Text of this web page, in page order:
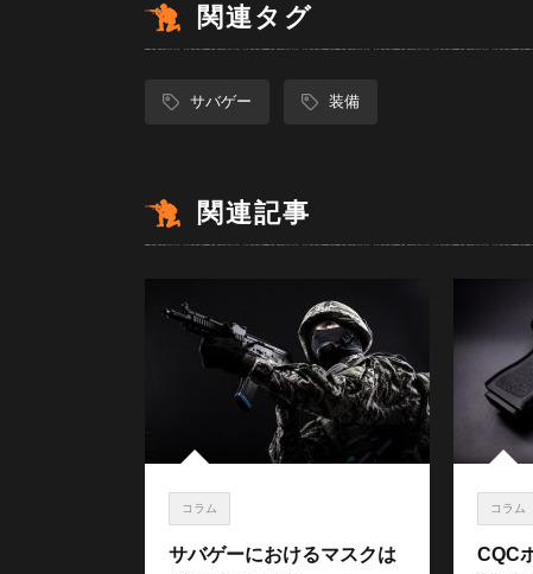
関連タグ
サバゲー 装備
関連記事
コラム
サバゲーにおけるマスクは
コラム
CQC